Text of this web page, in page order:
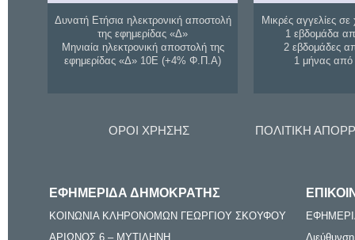
Δυνατή Ετήσια ηλεκτρονική αποστολή
της εφημερίδας «Δ»
Μηνιαία ηλεκτρονική αποστολή της
εφημερίδας «Δ» 10Ε (+4% Φ.Π.Α)
Μικρές αγγελίες σε
1 εβδομάδα
2 εβδομάδες
1 μήνας
ΟΡΟΙ ΧΡΗΣΗΣ ΠΟΛΙΤΙΚΗ
ΕΦΗΜΕΡΙΔΑ ΔΗΜΟΚΡΑΤΗΣ
ΚΟΙΝΩΝΙΑ ΚΛΗΡΟΝΟΜΩΝ ΓΕΩΡΓΙΟΥ ΣΚΟΥΦΟΥ
ΑΡΙΩΝΟΣ 6 – ΜΥΤΙΛΗΝΗ